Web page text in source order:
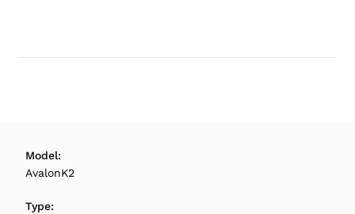
Model:
AvalonK2
Type: